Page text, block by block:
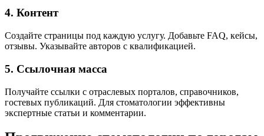
4. Контент
Создайте страницы под каждую услугу. Добавьте FAQ, кейсы,
отзывы. Указывайте авторов с квалификацией.
5. Ссылочная масса
Получайте ссылки с отраслевых порталов, справочников,
гостевых публикаций. Для стоматологии эффективны
экспертные статьи и комментарии.